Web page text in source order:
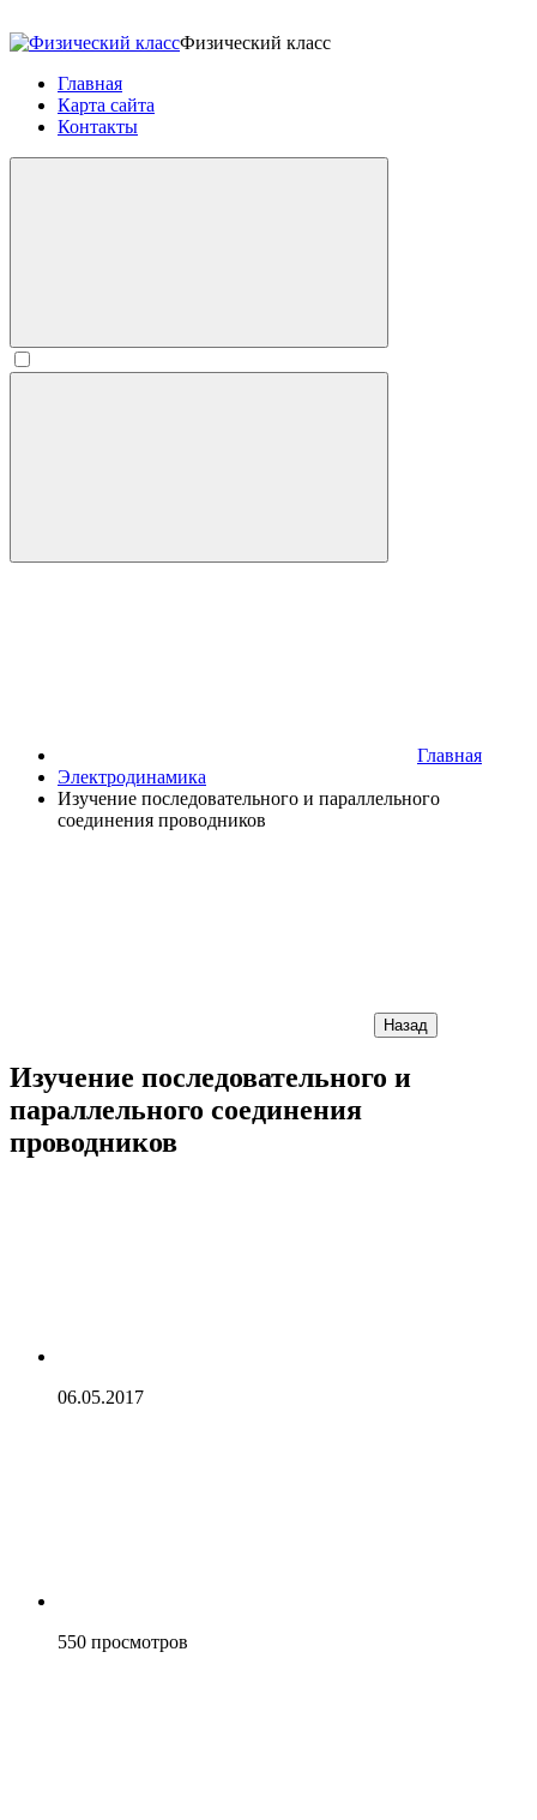
Физический класс
Главная
Карта сайта
Контакты
Главная
Электродинамика
Изучение последовательного и параллельного
соединения проводников
Назад
Изучение последовательного и
параллельного соединения
проводников
06.05.2017
550 просмотров